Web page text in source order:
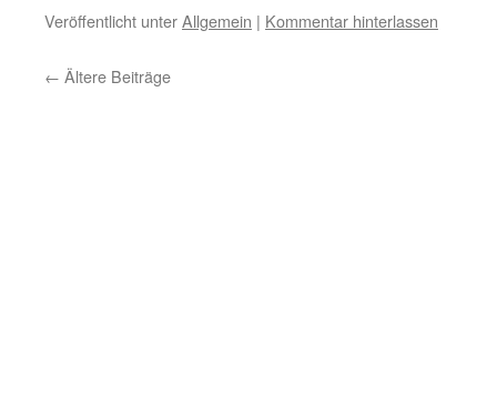
Veröffentlicht unterAllgemein | Kommentar hinterlassen
← Ältere Beiträge